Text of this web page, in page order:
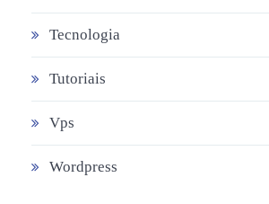
Tecnologia
Tutoriais
Vps
Wordpress